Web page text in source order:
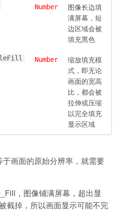
Number
图像长边填
满屏幕，短
边区域会被
填充黑色
Number
缩放填充模
式，即无论
画面的宽高
比，都会被
拉伸或压缩
以完全填充
显示区域
画面的原始分辨率，就需要
，图像铺满屏幕，超出显
截掉，所以画面显示可能不完